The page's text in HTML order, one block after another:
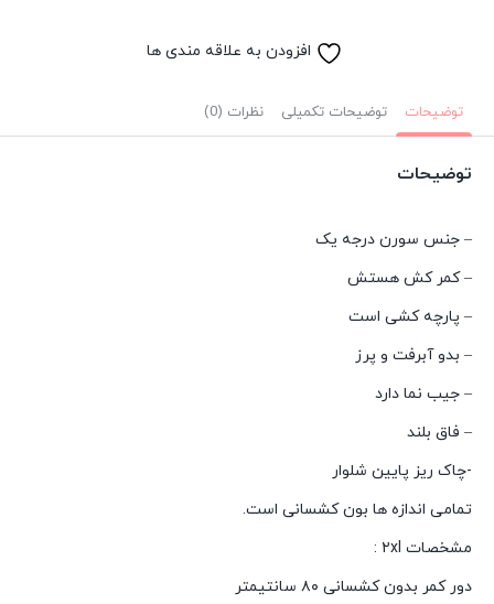
افزودن به علاقه مندی ها
توضیحات توضیحات تکمیلی نظرات (0)
توضیحات
– جنس سورن درجه یک
– کمر کش هستش
– پارچه کشی است
– بدو آبرفت و پرز
– جیب نما دارد
– فاق بلند
-چاک ریز پایین شلوار
تمامی اندازه ها بون کشسانی است.
مشخصات ۲xl :
دور کمر بدون کشسانی ۸۰ سانتیمتر